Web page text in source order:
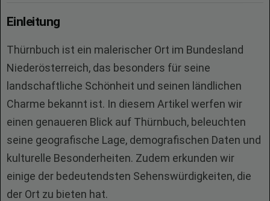
Einleitung
Thürnbuch ist ein malerischer Ort im Bundesland
Niederösterreich, das besonders für seine
landschaftliche Schönheit und seinen ländlichen
Charme bekannt ist. In diesem Artikel werfen wir
einen genaueren Blick auf Thürnbuch, beleuchten
seine geografische Lage, demografischen Daten und
kulturelle Besonderheiten. Zudem erkunden wir
einige der bedeutendsten Sehenswürdigkeiten, die
der Ort zu bieten hat.